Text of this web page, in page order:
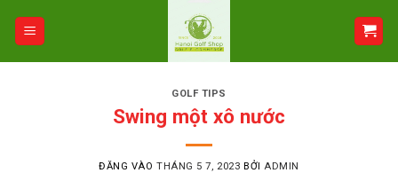
GOLF TIPS
Swing một xô nước
ĐĂNG VÀO THÁNG 5 7, 2023 BỞI ADMIN